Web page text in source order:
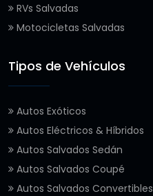
RVs Salvadas
Motocicletas Salvadas
Tipos de Vehículos
Autos Exóticos
Autos Eléctricos & Híbridos
Autos Salvados Sedán
Autos Salvados Coupé
Autos Salvados Convertibles